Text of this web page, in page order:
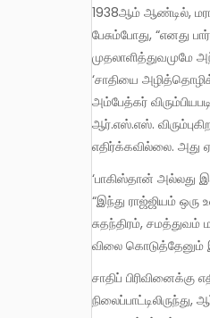
1938ஆம் ஆண்டில்,
பேசும்போது, “எனது
முதலாளித்துவமுமே
‘சாதியை
அம்பேத்கர்
ஆர்.எஸ்.எஸ்.
எதிர்க்கவில்லை. அது
‘பாகிஸ்தான்
“இந்து ராஜ்ஜியம் ஒரு
சுதந்திரம்,
விலை கொடுத்தேனும்
சாதிப் பிரிவினைக்கு எதிராக அம்பேத்கரும், சாதி எதிர்ப்பை தீவிரமாக முன்னெடுக்கும் சக்திகளும் கொண்டுள்ள